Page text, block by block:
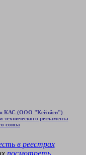
КАС (ООО "Кейэйси")
технического регламента
союза
в реестрах
посмотреть